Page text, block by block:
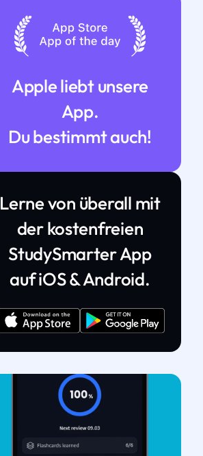
Apple liebt unsere
App.
Du bestimmt auch!
Lerne von überall mit
der kostenfreien
StudySmarter App
auf iOS & Android.